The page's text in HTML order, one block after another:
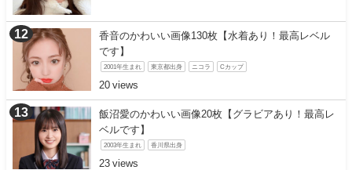
香音のかわいい画像130枚【水着あり！最高レベル
です】
2001年生まれ 東京都出身 ニコラ Cカップ
20
飯沼愛のかわいい画像20枚【グラビアあり！最高レ
ベルです】
2003年生まれ 香川県出身
23